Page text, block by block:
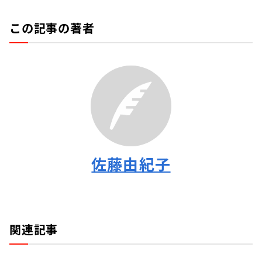
この記事の著者
佐藤由紀子
関連記事